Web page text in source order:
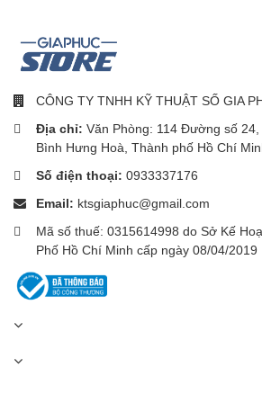
CÔNG TY TNHH KỸ THUẬT SỐ GIA
Địa chỉ: Văn Phòng: 114 Đường số
Bình Hưng Hoà, Thành phố Hồ Chí
Số điện thoại: 0933337176
Email: ktsgiaphuc@gmail.com
Mã số thuế: 0315614998 do Sở Kế
Phố Hồ Chí Minh cấp ngày 08/04/2019